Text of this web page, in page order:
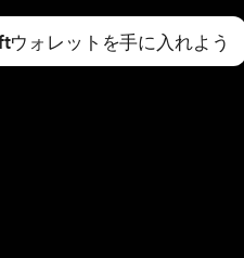
ォレットを手に入れよう